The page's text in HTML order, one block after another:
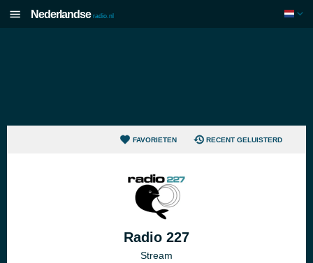
Nederlandse radio.nl
FAVORIETEN RECENT GELUISTERD
Radio 227
Stream